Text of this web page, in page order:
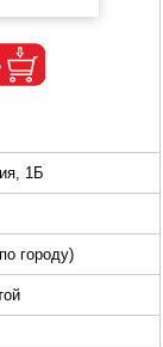
1Б
городу)